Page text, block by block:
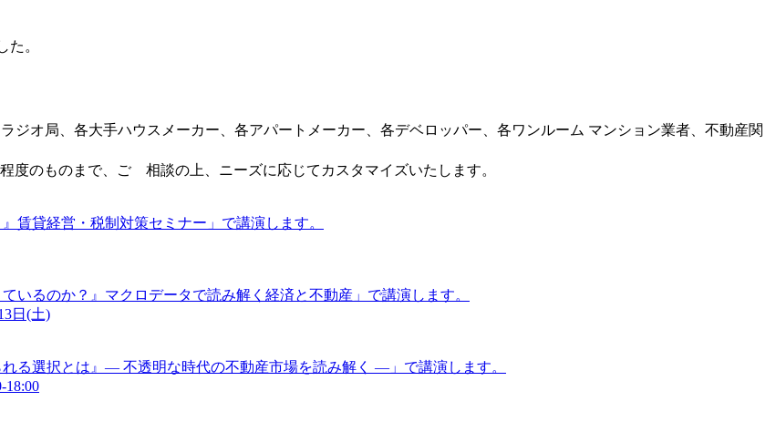
。
ジオ局、各大手ハウスメーカー、各アパートメーカー、各デベロッパー、各ワンルーム マンション業者、不動産関
度のものまで、ご゙相談の上、ニーズに応じてカスタマイズいたします。
賃貸経営・税制対策セミナー」で講演します。
いるのか？』マクロデータで読み解く経済と不動産」で講演します。
日(土)
る選択とは』― 不透明な時代の不動産市場を読み解く ―」で講演します。
18:00